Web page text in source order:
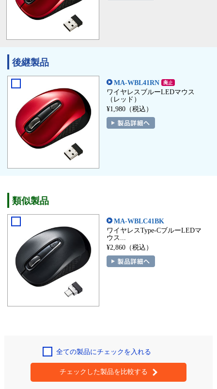
後継製品
MA-WBL41RN
ワイヤレスブルーLEDマウス
（レッド）
¥1,980（税込）
類似製品
MA-WBLC41BK
ワイヤレスType-CブルーLEDマ
ウス...
¥2,860（税込）
全ての製品にチェックを入れる
チェックした製品を比較する